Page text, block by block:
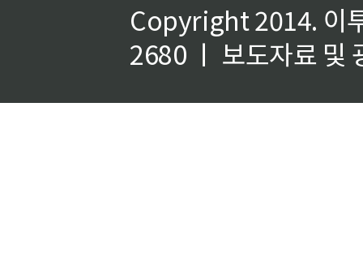
Copyright 2014. 이
2680 ㅣ 보도자료